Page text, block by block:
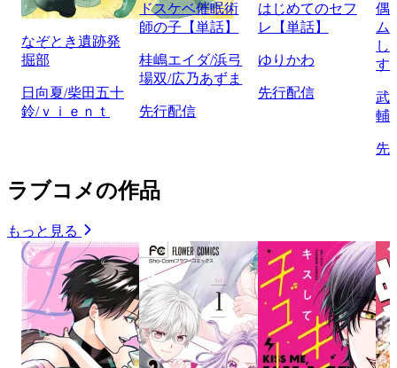
なぞとき遺跡発
掘部
日向夏/柴田五十
鈴/ｖｉｅｎｔ
ドスケベ催眠術
師の子【単話】
桂嶋エイダ/浜弓
場双/広乃あずま
先行配信
はじめてのセフ
レ【単話】
ゆりかわ
先行配信
偶
ム
し
す
武
輔
先
ラブコメの作品
もっと見る